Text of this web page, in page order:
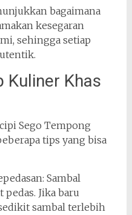
bagaimana
kesegaran
sehingga setiap
Kuliner Khas
Sego Tempong
tips yang bisa
Sambal
Jika baru
sambal terlebih